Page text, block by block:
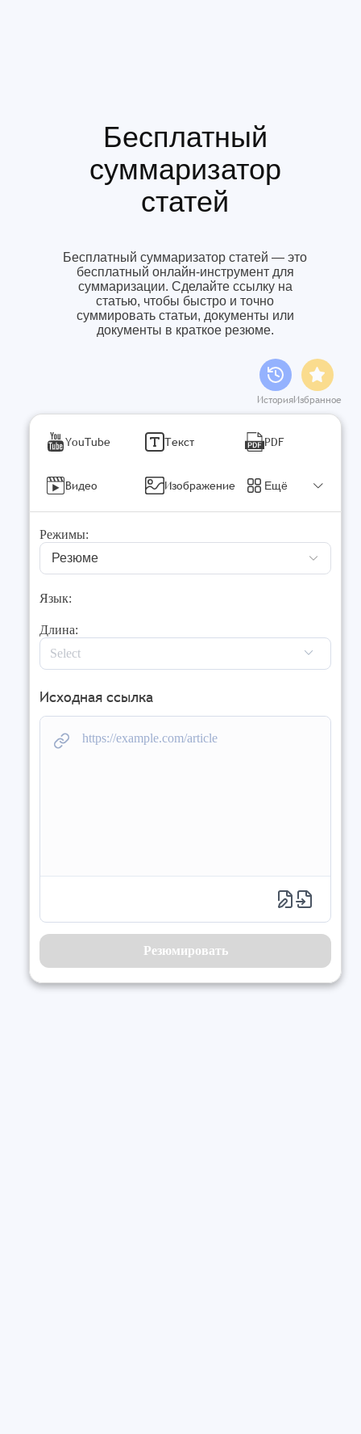
Бесплатный
суммаризатор
статей
Бесплатный суммаризатор статей — это
бесплатный онлайн-инструмент для
суммаризации. Сделайте ссылку на
статью, чтобы быстро и точно
суммировать статьи, документы или
документы в краткое резюме.
ИсторияИзбранное
YouTube Текст PDF
Видео Изображение Ещё
Режимы:
Резюме
Язык:
Длина:
Исходная ссылка
Резюмировать